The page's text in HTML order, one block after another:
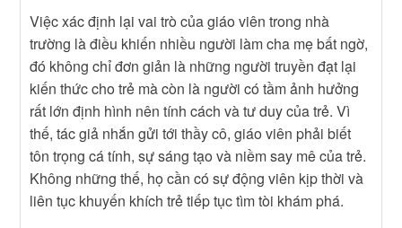
Việc xác định lại vai trò của giáo viên trong nhà
trường là điều khiến nhiều người làm cha mẹ bất ngờ,
đó không chỉ đơn giản là những người truyền đạt lại
kiến thức cho trẻ mà còn là người có tầm ảnh hưởng
rất lớn định hình nên tính cách và tư duy của trẻ. Vì
thế, tác giả nhắn gửi tới thầy cô, giáo viên phải biết
tôn trọng cá tính, sự sáng tạo và niềm say mê của trẻ.
Không những thế, họ cần có sự động viên kịp thời và
liên tục khuyến khích trẻ tiếp tục tìm tòi khám phá.